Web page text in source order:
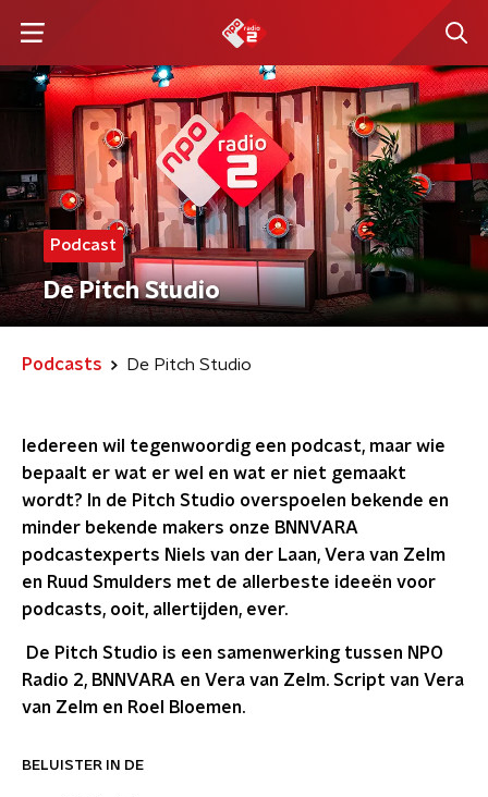
Podcast
De Pitch Studio
Podcasts De Pitch Studio
Iedereen wil tegenwoordig een podcast, maar wie
bepaalt er wat er wel en wat er niet gemaakt
wordt? In de Pitch Studio overspoelen bekende en
minder bekende makers onze BNNVARA
podcastexperts Niels van der Laan, Vera van Zelm
en Ruud Smulders met de allerbeste ideeën voor
podcasts, ooit, allertijden, ever.
De Pitch Studio is een samenwerking tussen NPO
Radio 2, BNNVARA en Vera van Zelm. Script van Vera
van Zelm en Roel Bloemen.
BELUISTER IN DE